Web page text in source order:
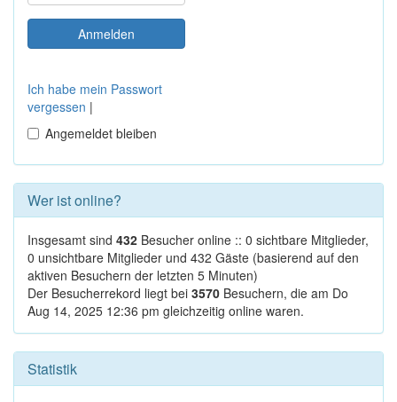
Ich habe mein Passwort
vergessen |
Angemeldet bleiben
Wer ist online?
Insgesamt sind 432 Besucher online :: 0 sichtbare Mitglieder,
0 unsichtbare Mitglieder und 432 Gäste (basierend auf den
aktiven Besuchern der letzten 5 Minuten)
Der Besucherrekord liegt bei 3570 Besuchern, die am Do
Aug 14, 2025 12:36 pm gleichzeitig online waren.
Statistik